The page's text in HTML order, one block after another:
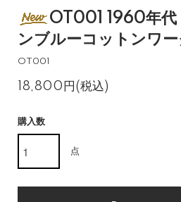
OT001 1960年代
ンブルーコットンワー
OT001
18,800円(税込)
購入数
点